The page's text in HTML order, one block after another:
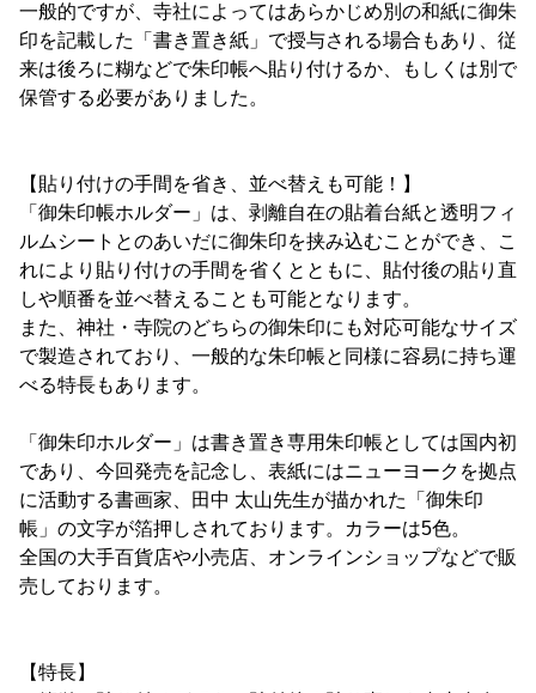
一般的ですが、寺社によってはあらかじめ別の和紙に御朱
印を記載した「書き置き紙」で授与される場合もあり、従
来は後ろに糊などで朱印帳へ貼り付けるか、もしくは別で
保管する必要がありました。
【貼り付けの手間を省き、並べ替えも可能！】
「御朱印帳ホルダー」は、剥離自在の貼着台紙と透明フィ
ルムシートとのあいだに御朱印を挟み込むことができ、こ
れにより貼り付けの手間を省くとともに、貼付後の貼り直
しや順番を並べ替えることも可能となります。
また、神社・寺院のどちらの御朱印にも対応可能なサイズ
で製造されており、一般的な朱印帳と同様に容易に持ち運
べる特長もあります。
「御朱印ホルダー」は書き置き専用朱印帳としては国内初
であり、今回発売を記念し、表紙にはニューヨークを拠点
に活動する書画家、田中 太山先生が描かれた「御朱印
帳」の文字が箔押しされております。カラーは5色。
全国の大手百貨店や小売店、オンラインショップなどで販
売しております。
【特長】